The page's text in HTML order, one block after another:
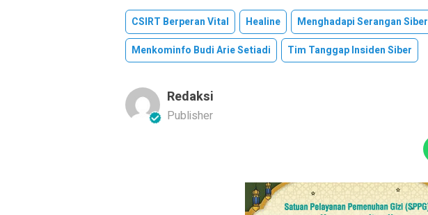
CSIRT Berperan Vital Healine
Menghadapi Serangan Siber
Menkominfo Budi Arie Setiadi
Tim Tanggap Insiden Siber
Redaksi
Publisher